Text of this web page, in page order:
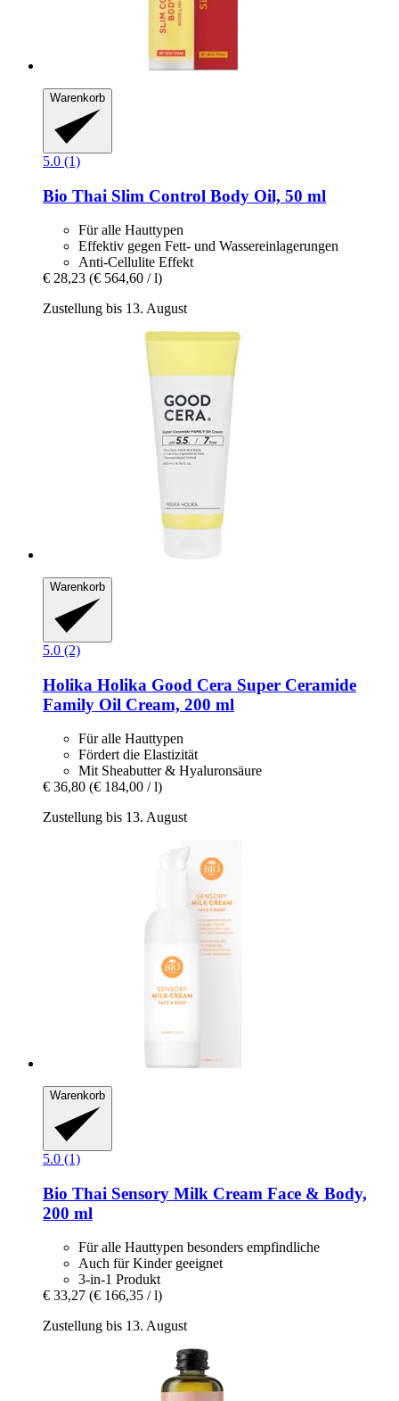
Warenkorb
5.0 (1)
Bio Thai Slim Control Body Oil, 50 ml
Für alle Hauttypen
Effektiv gegen Fett- und Wassereinlagerungen
Anti-Cellulite Effekt
€ 28,23 (€ 564,60 / l)
Zustellung bis 13. August
Warenkorb
5.0 (2)
Holika Holika Good Cera Super Ceramide
Family Oil Cream, 200 ml
Für alle Hauttypen
Fördert die Elastizität
Mit Sheabutter & Hyaluronsäure
€ 36,80 (€ 184,00 / l)
Zustellung bis 13. August
Warenkorb
5.0 (1)
Bio Thai Sensory Milk Cream Face & Body,
200 ml
Für alle Hauttypen besonders empfindliche
Auch für Kinder geeignet
3-in-1 Produkt
€ 33,27 (€ 166,35 / l)
Zustellung bis 13. August